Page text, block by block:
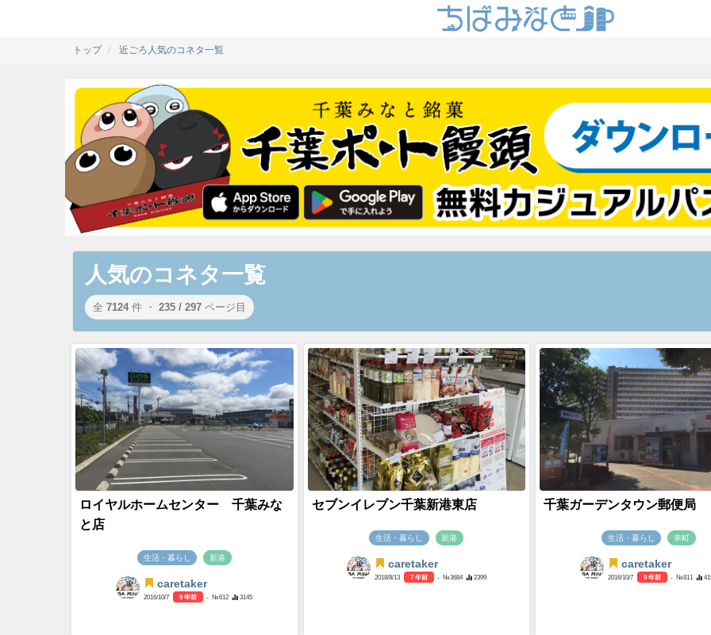
トップ 近ごろ人気のコネタ一覧
人気のコネタ一覧
全 7124 件 ・ 235 / 297 ページ目
ロイヤルホームセンター 千葉みな
と店
生活・暮らし 新港
caretaker
2016/10/7 9 年前 - №612 3145
セブンイレブン千葉新港東店
生活・暮らし 新港
caretaker
2018/8/13 7 年前 - №3684 2399
千葉ガーデンタウン郵便局
生活・暮らし 幸町
caretaker
2016/10/7 9 年前 - №811